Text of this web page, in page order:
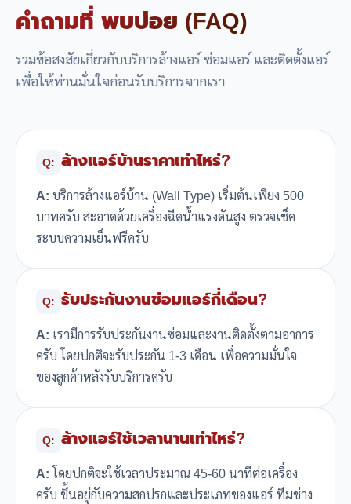
คำถามที่ พบบ่อย (FAQ)
รวมข้อสงสัยเกี่ยวกับบริการล้างแอร์ ซ่อมแอร์ และติดตั้งแอร์
เพื่อให้ท่านมั่นใจก่อนรับบริการจากเรา
Q: ล้างแอร์บ้านราคาเท่าไหร่?
A: บริการล้างแอร์บ้าน (Wall Type) เริ่มต้นเพียง 500
บาทครับ สะอาดด้วยเครื่องฉีดน้ำแรงดันสูง ตรวจเช็ค
ระบบความเย็นฟรีครับ
Q: รับประกันงานซ่อมแอร์กี่เดือน?
A: เรามีการรับประกันงานซ่อมและงานติดตั้งตามอาการ
ครับ โดยปกติจะรับประกัน 1-3 เดือน เพื่อความมั่นใจ
ของลูกค้าหลังรับบริการครับ
Q: ล้างแอร์ใช้เวลานานเท่าไหร่?
A: โดยปกติจะใช้เวลาประมาณ 45-60 นาทีต่อเครื่อง
ครับ ขึ้นอยู่กับความสกปรกและประเภทของแอร์ ทีมช่าง